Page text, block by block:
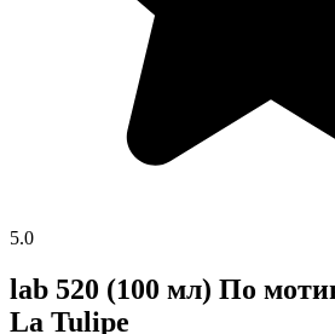
5.0
lab 520 (100 мл) По
La Tulipe